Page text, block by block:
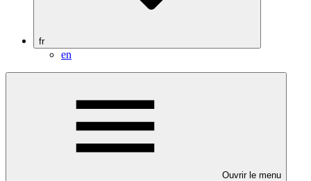
fr
en
Ouvrir le menu